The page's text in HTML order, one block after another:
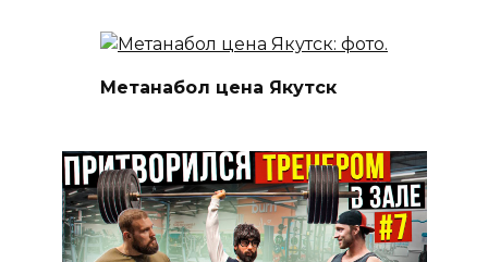
Метанабол цена Якутск